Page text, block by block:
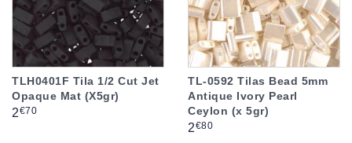
TLH0401F Tila 1/2 Cut Jet
Opaque Mat (X5gr)
Prix
2€70
TL-0592 Tilas Bead 5mm
Antique Ivory Pearl
Ceylon (x 5gr)
Prix
2€80